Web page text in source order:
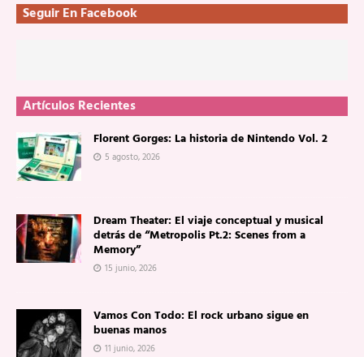
Seguir En Facebook
Artículos Recientes
Florent Gorges: La historia de Nintendo Vol. 2
5 agosto, 2026
Dream Theater: El viaje conceptual y musical
detrás de “Metropolis Pt.2: Scenes from a
Memory”
15 junio, 2026
Vamos Con Todo: El rock urbano sigue en
buenas manos
11 junio, 2026